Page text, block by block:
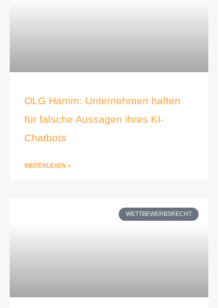
OLG Hamm: Unternehmen haften
für falsche Aussagen ihres KI-
Chatbots
WEITERLESEN »
WETTBEWERBSRECHT